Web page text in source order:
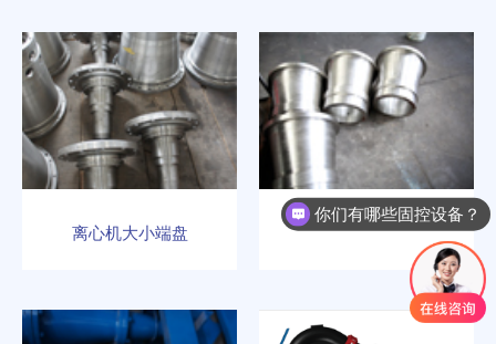
离心机大小端盘
离心机转鼓
你们有哪些固控设备？